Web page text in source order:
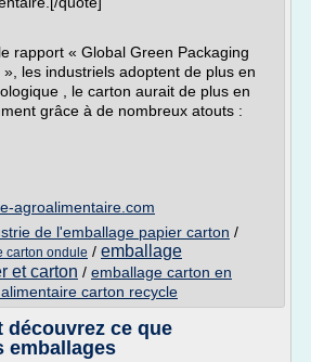
rapport « Global Green Packaging
les industriels adoptent de plus en
, le carton aurait de plus en
grâce à de nombreux atouts :
agroalimentaire.com
de l'emballage papier carton /
carton ondule / emballage
et carton / emballage carton en
carton recycle
découvrez ce que
emballages